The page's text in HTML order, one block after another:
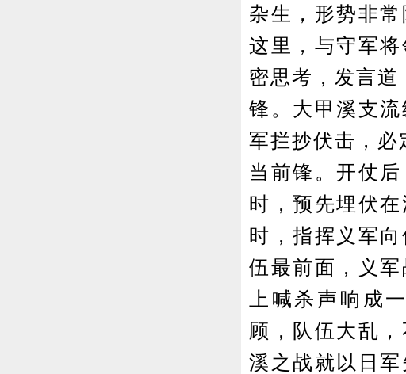
杂生，形势非
这里，与守军
密思考，发言道
锋。大甲溪支
军拦抄伏击，必
当前锋。开仗
时，预先埋伏
时，指挥义军
伍最前面，义
上喊杀声响成
顾，队伍大乱
溪之战就以日